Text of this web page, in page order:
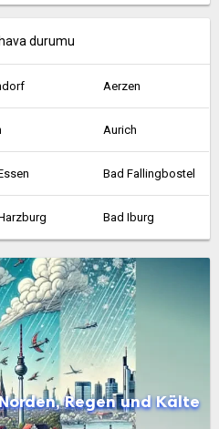
durumu
Aerzen
Aurich
Bad Fallingbostel
Bad Iburg
Bad Münder am Deister Bad Nenndorf
Bad Zwischenahn
Bassum
Beverstedt
Regen und Kälte